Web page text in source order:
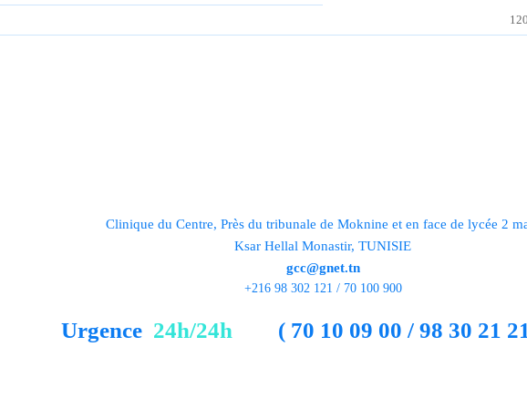
Clinique du Centre, Près du tribunale de Moknine et en face de lycée 2
Ksar Hellal Monastir, TUNISIE
gcc@gnet.tn
+216 98 302 121 / 70 100 900
Urgence 24h/24h ( 70 10 09 00 / 98 30 21